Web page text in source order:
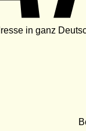
in ganz